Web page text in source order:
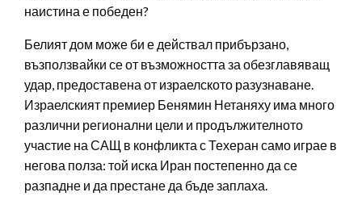
наистина е победен?
Белият дом може би е действал прибързано,
възползвайки се от възможността за обезглавяващ
удар, предоставена от израелското разузнаване.
Израелският премиер Бенямин Нетаняху има много
различни регионални цели и продължителното
участие на САЩ в конфликта с Техеран само играе в
негова полза: той иска Иран постепенно да се
разпадне и да престане да бъде заплаха.